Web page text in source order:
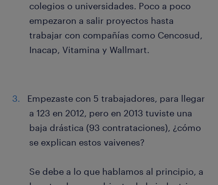
colegios o universidades. Poco a poco
empezaron a salir proyectos hasta
trabajar con compañías como Cencosud,
Inacap, Vitamina y Wallmart.
Empezaste con 5 trabajadores, para llegar
a 123 en 2012, pero en 2013 tuviste una
baja drástica (93 contrataciones), ¿cómo
se explican estos vaivenes?
Se debe a lo que hablamos al principio, a